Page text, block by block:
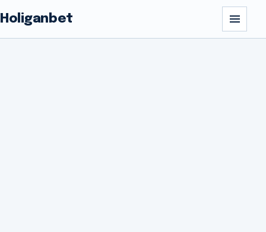
Holiganbet